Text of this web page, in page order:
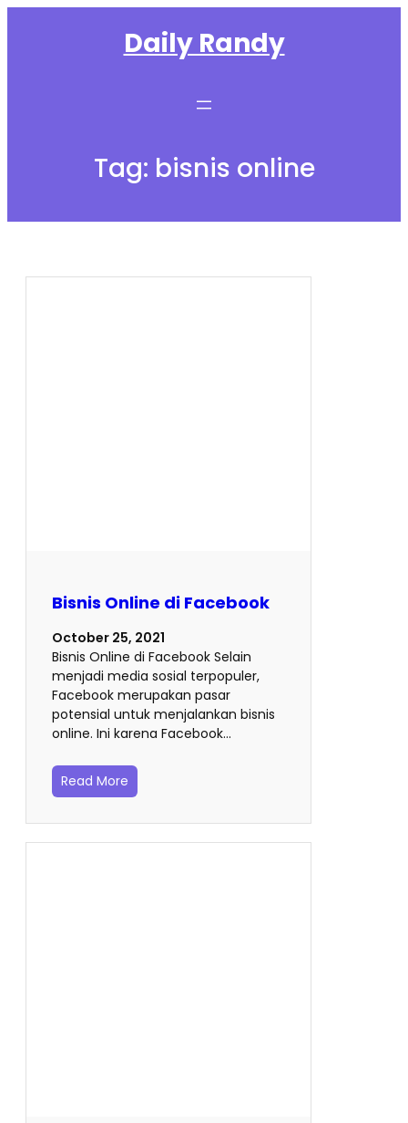
Daily Randy
Tag: bisnis online
Bisnis Online di Facebook
October 25, 2021
Bisnis Online di Facebook Selain
menjadi media sosial terpopuler,
Facebook merupakan pasar
potensial untuk menjalankan bisnis
online. Ini karena Facebook…
Read More